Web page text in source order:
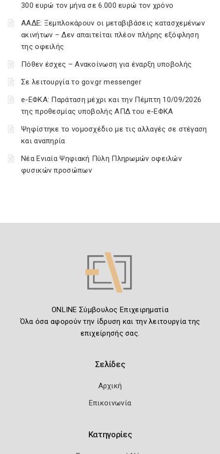
300 ευρώ τον μήνα σε 6.000 ευρώ τον χρόνο
ΑΑΔΕ: Ξεμπλοκάρουν οι μεταβιβάσεις κατασχεμένων
ακινήτων – Δεν απαιτείται πλέον πλήρης εξόφληση
της οφειλής
Πόθεν έσχες – Ανακοίνωση για έναρξη υποβολής
Σε λειτουργία το gov.gr messenger
e-ΕΦΚΑ: Παράταση μέχρι και την Πέμπτη 10/09/2026
της προθεσμίας υποβολής ΑΠΔ του e-ΕΦΚΑ
Ψηφίστηκε το νομοσχέδιο με τις αλλαγές σε στέγαση
και αναπηρία
Νέα Ενιαία Ψηφιακή Πύλη Πληρωμών οφειλών
φυσικών προσώπων
ONLINE Σύμβουλος Επιχειρηματία
Όλα όσα αφορούν την ίδρυση και την λειτουργία της
επιχείρησής σας.
Σελίδες
Αρχική
Επικοινωνία
Κατηγορίες